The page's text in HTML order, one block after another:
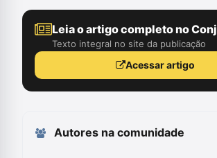
Leia o artigo completo no
Texto integral no site da publicação
Acessar artigo
Autores na comunidade